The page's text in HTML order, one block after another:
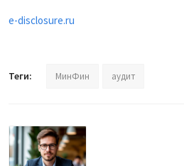
e-disclosure.ru
Теги: МинФин аудит